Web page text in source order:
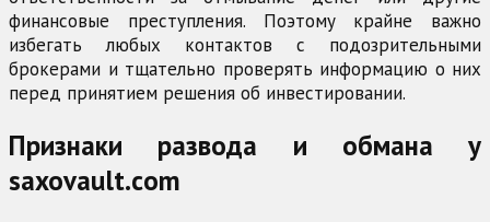
финансовые преступления. Поэтому крайне важно
избегать любых контактов с подозрительными
брокерами и тщательно проверять информацию о них
перед принятием решения об инвестировании.
Признаки развода и обмана у
saxovault.com